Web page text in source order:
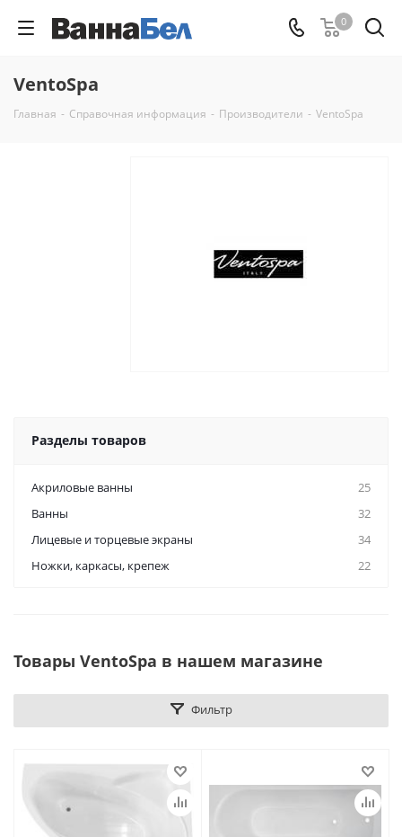
0
VentoSpa
Главная - Справочная информация - Производители - VentoSpa
Разделы товаров
Акриловые ванны
25
Ванны
32
Лицевые и торцевые экраны
34
Ножки, каркасы, крепеж
22
Товары VentoSpa в нашем магазине
Фильтр